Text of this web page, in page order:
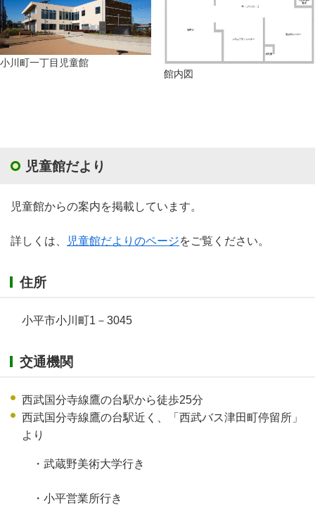
小川町一丁目児童館
館内図
児童館だより
児童館からの案内を掲載しています。
詳しくは、 児童館だよりのページをご覧ください。
住所
小平市小川町1－3045
交通機関
西武国分寺線鷹の台駅から徒歩25分
西武国分寺線鷹の台駅近く、「西武バス津田町停留所」
より
・武蔵野美術大学行き
・小平営業所行き